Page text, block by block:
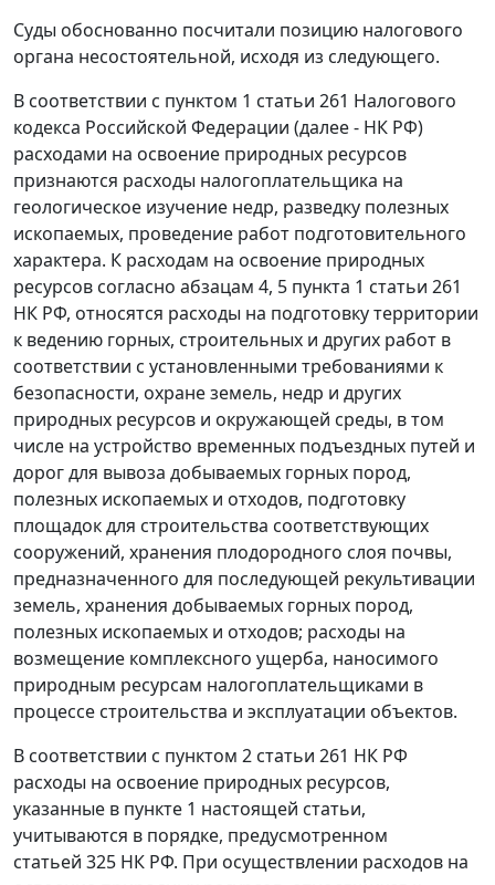
Суды обоснованно посчитали позицию налогового
органа несостоятельной, исходя из следующего.
В соответствии с пунктом 1 статьи 261 Налогового
кодекса Российской Федерации (далее - НК РФ)
расходами на освоение природных ресурсов
признаются расходы налогоплательщика на
геологическое изучение недр, разведку полезных
ископаемых, проведение работ подготовительного
характера. К расходам на освоение природных
ресурсов согласно абзацам 4, 5 пункта 1 статьи 261
НК РФ, относятся расходы на подготовку территории
к ведению горных, строительных и других работ в
соответствии с установленными требованиями к
безопасности, охране земель, недр и других
природных ресурсов и окружающей среды, в том
числе на устройство временных подъездных путей и
дорог для вывоза добываемых горных пород,
полезных ископаемых и отходов, подготовку
площадок для строительства соответствующих
сооружений, хранения плодородного слоя почвы,
предназначенного для последующей рекультивации
земель, хранения добываемых горных пород,
полезных ископаемых и отходов; расходы на
возмещение комплексного ущерба, наносимого
природным ресурсам налогоплательщиками в
процессе строительства и эксплуатации объектов.
В соответствии с пунктом 2 статьи 261 НК РФ
расходы на освоение природных ресурсов,
указанные в пункте 1 настоящей статьи,
учитываются в порядке, предусмотренном
статьей 325 НК РФ. При осуществлении расходов на